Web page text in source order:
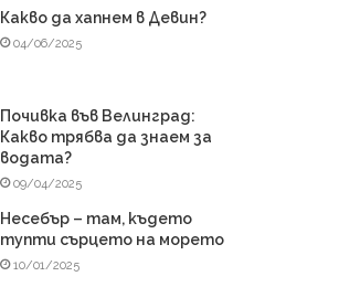
Какво да хапнем в Девин?
04/06/2025
Почивка във Велинград:
Какво трябва да знаем за
водата?
09/04/2025
Несебър – там, където
тупти сърцето на морето
10/01/2025